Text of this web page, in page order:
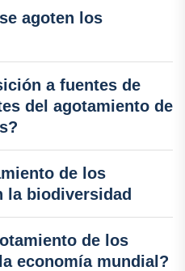
agoten los
a fuentes de
del agotamiento de
de los
la biodiversidad
de los
economía mundial?